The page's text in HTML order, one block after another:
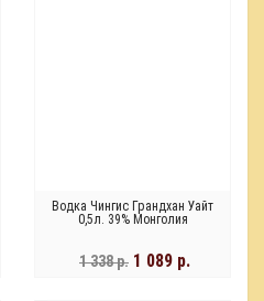
Водка Чингис Грандхан Уайт
0,5л. 39% Монголия
1 338 р. 1 089 р.